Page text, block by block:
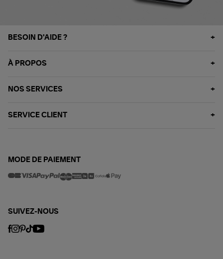
BESOIN D'AIDE ?
À PROPOS
NOS SERVICES
SERVICE CLIENT
MODE DE PAIEMENT
SUIVEZ-NOUS